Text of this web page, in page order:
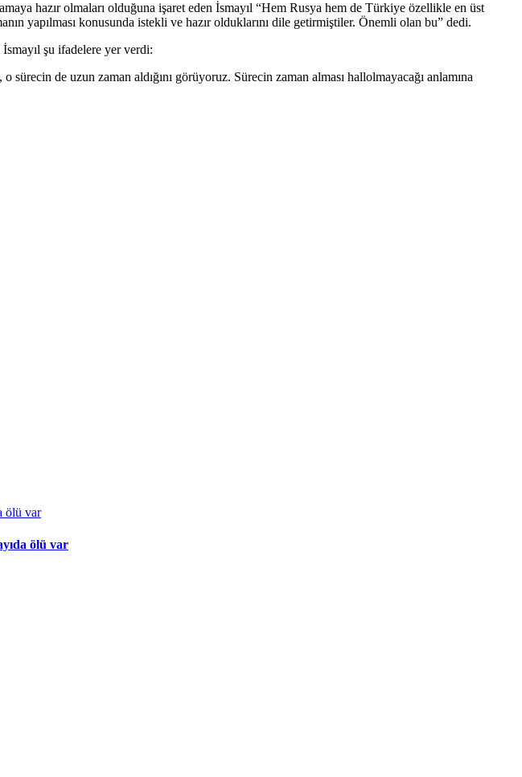
hazır olmaları olduğuna işaret eden İsmayıl “Hem Rusya hem de Türkiye özellikle en üst
yapılması konusunda istekli ve hazır olduklarını dile getirmiştiler. Önemli olan bu” dedi.
şu ifadelere yer verdi:
de uzun zaman aldığını görüyoruz. Sürecin zaman alması hallolmayacağı anlamına
ölü var